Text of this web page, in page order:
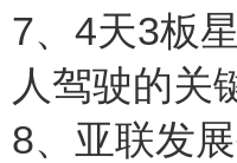
7、4天3板
人驾驶的关
8、亚联发